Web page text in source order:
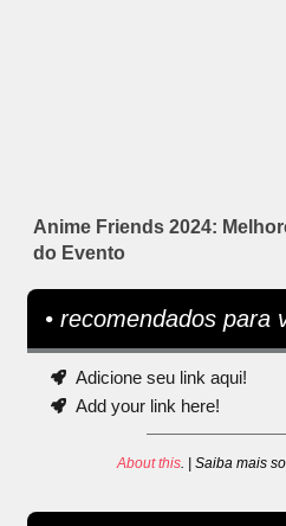
Anime Friends 2024:
do Evento
• recomendados para
Adicione seu link aqui!
Add your link here!
About this. | Saiba mais